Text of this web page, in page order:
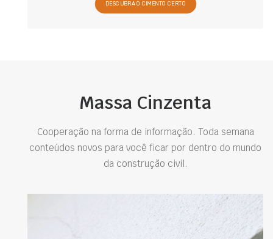
DESCUBRA O CIMENTO CERTO
Massa Cinzenta
Cooperação na forma de informação. Toda semana
conteúdos novos para você ficar por dentro do mundo
da construção civil.